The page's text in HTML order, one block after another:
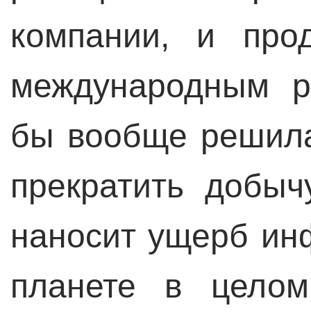
компании, и
международным
бы вообще
прекратить
наносит ущерб
планете в